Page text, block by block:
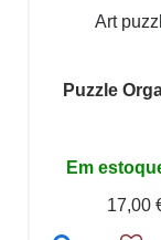
Art
Puzzle
Em
17,00